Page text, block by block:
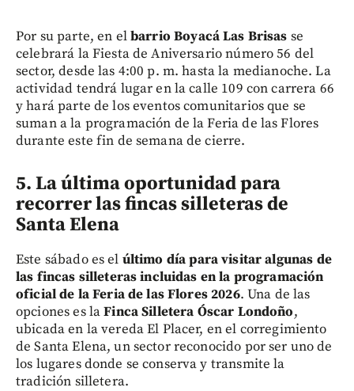
Por su parte, en elbarrio Boyacá Las Brisas se
celebrará la Fiesta de Aniversario número 56 del
sector, desde las 4:00 p. m. hasta la medianoche. La
actividad tendrá lugar en la calle 109 con carrera 66
y hará parte de los eventos comunitarios que se
suman a la programación de la Feria de las Flores
durante este fin de semana de cierre.
5. La última oportunidad para
recorrer las fincas silleteras de
Santa Elena
Este sábado es el último día para visitar algunas de
las fincas silleteras incluidas en la programación
oficial de la Feria de las Flores 2026. Una de las
opciones es laFinca Silletera Óscar Londoño,
ubicada en la vereda El Placer, en el corregimiento
de Santa Elena, un sector reconocido por ser uno de
los lugares donde se conserva y transmite la
tradición silletera.